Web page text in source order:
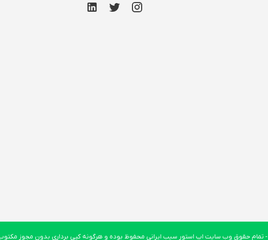
- تمام حقوق وب سایت اپ استور سیب ایرانی محفوظ بوده و هرگونه کپی برداری بدون مجوز مکتوب